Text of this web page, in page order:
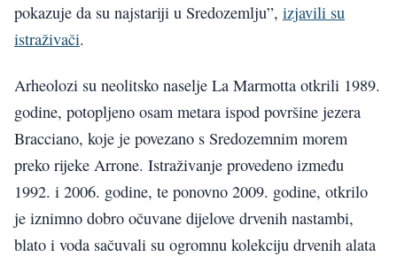
pokazuje da su najstariji u Sredozemlju”, izjavili su
istraživači.
Arheolozi su neolitsko naselje La Marmotta otkrili 1989.
godine, potopljeno osam metara ispod površine jezera
Bracciano, koje je povezano s Sredozemnim morem
preko rijeke Arrone. Istraživanje provedeno između
1992. i 2006. godine, te ponovno 2009. godine, otkrilo
je iznimno dobro očuvane dijelove drvenih nastambi,
blato i voda sačuvali su ogromnu kolekciju drvenih alata